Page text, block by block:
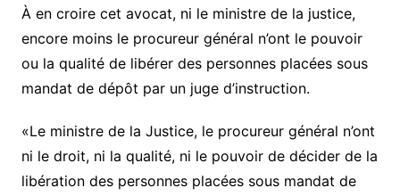
À en croire cet avocat, ni le ministre de la justice,
encore moins le procureur général n’ont le pouvoir
ou la qualité de libérer des personnes placées sous
mandat de dépôt par un juge d’instruction.
«Le ministre de la Justice, le procureur général n’ont
ni le droit, ni la qualité, ni le pouvoir de décider de la
libération des personnes placées sous mandat de